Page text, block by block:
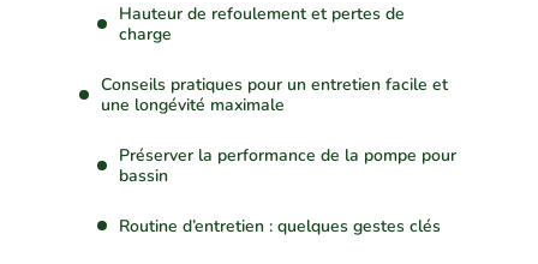
Hauteur de refoulement et pertes de
charge
Conseils pratiques pour un entretien facile et
une longévité maximale
Préserver la performance de la pompe pour
bassin
Routine d’entretien : quelques gestes clés